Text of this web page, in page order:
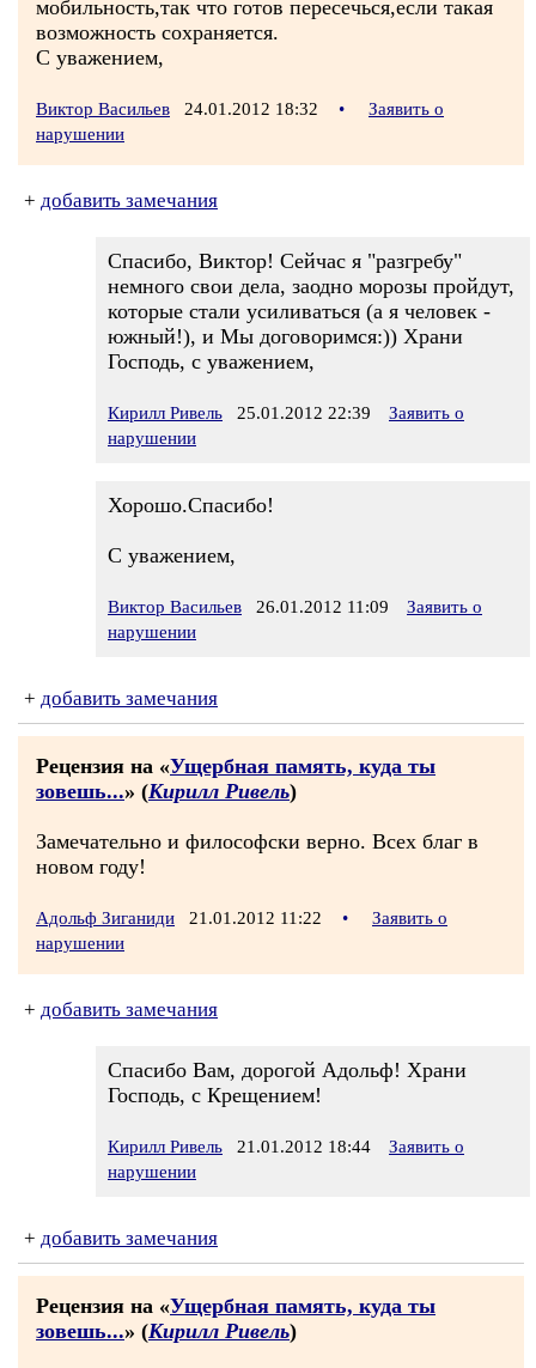
мобильность,так что готов пересечься,если такая
возможность сохраняется.
С уважением,
Виктор Васильев 24.01.2012 18:32 •
Заявить о
нарушении
+ добавить замечания
Спасибо, Виктор! Сейчас я "разгребу"
немного свои дела, заодно морозы пройдут,
которые стали усиливаться (а я человек -
южный!), и Мы договоримся:)) Храни
Господь, с уважением,
Кирилл Ривель 25.01.2012 22:39
Заявить о
нарушении
Хорошо.Спасибо!
С уважением,
Виктор Васильев 26.01.2012 11:09
Заявить о
нарушении
+ добавить замечания
Рецензия на «Ущербная память, куда ты
зовешь...» (Кирилл Ривель)
Замечательно и философски верно. Всех благ в
новом году!
Адольф Зиганиди 21.01.2012 11:22 •
Заявить о
нарушении
+ добавить замечания
Спасибо Вам, дорогой Адольф! Храни
Господь, с Крещением!
Кирилл Ривель 21.01.2012 18:44
Заявить о
нарушении
+ добавить замечания
Рецензия на «Ущербная память, куда ты
зовешь...» (Кирилл Ривель)